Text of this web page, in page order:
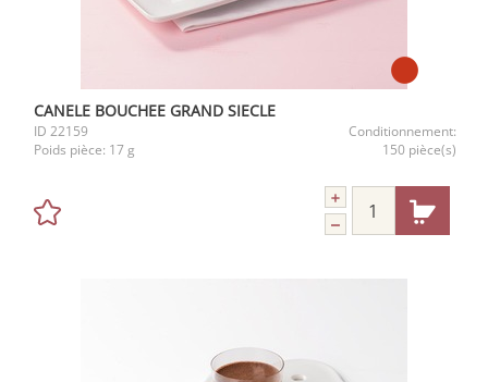
CANELE BOUCHEE GRAND SIECLE
ID 22159
Conditionnement:
Poids pièce: 17 g 150 pièce(s)